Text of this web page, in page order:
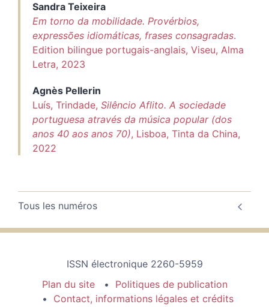
Sandra Teixeira
Em torno da mobilidade. Provérbios,
expressões idiomáticas, frases consagradas.
Edition bilingue portugais-anglais, Viseu, Alma
Letra, 2023
Agnès Pellerin
Luís, Trindade, Silêncio Aflito. A sociedade
portuguesa através da música popular (dos
anos 40 aos anos 70), Lisboa, Tinta da China,
2022
Tous les numéros
ISSN électronique 2260-5959
Plan du site
Politiques de publication
Contact, informations légales et crédits